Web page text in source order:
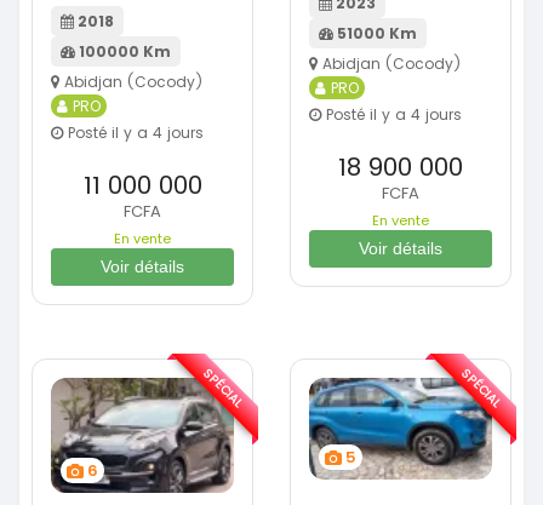
2018
100000 Km
Abidjan (Cocody)
PRO
Posté il y a 4 jours
11 000 000
FCFA
En vente
Voir détails
51000 Km
Abidjan (Cocody)
PRO
Posté il y a 4 jours
18 900 000
FCFA
En vente
Voir détails
6
SPÉCIAL
5
SPÉCIAL